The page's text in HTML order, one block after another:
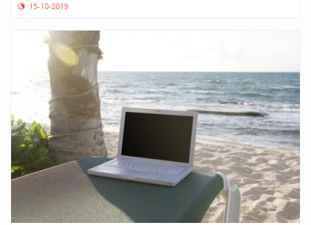
15-10-2019